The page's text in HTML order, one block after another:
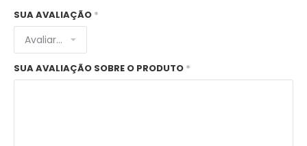
SUA AVALIAÇÃO *
SUA AVALIAÇÃO SOBRE O PRODUTO *